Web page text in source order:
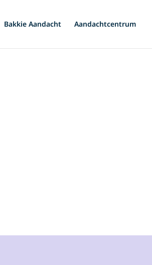
Bakkie Aandacht Aandachtcentrum